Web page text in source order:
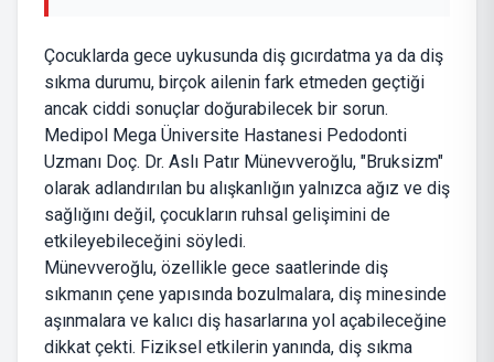
Çocuklarda gece uykusunda diş gıcırdatma ya da diş
sıkma durumu, birçok ailenin fark etmeden geçtiği
ancak ciddi sonuçlar doğurabilecek bir sorun.
Medipol Mega Üniversite Hastanesi Pedodonti
Uzmanı Doç. Dr. Aslı Patır Münevveroğlu, "Bruksizm"
olarak adlandırılan bu alışkanlığın yalnızca ağız ve diş
sağlığını değil, çocukların ruhsal gelişimini de
etkileyebileceğini söyledi.
Münevveroğlu, özellikle gece saatlerinde diş
sıkmanın çene yapısında bozulmalara, diş minesinde
aşınmalara ve kalıcı diş hasarlarına yol açabileceğine
dikkat çekti. Fiziksel etkilerin yanında, diş sıkma